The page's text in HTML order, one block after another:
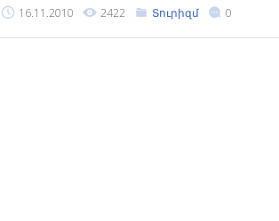
16.11.2010 2422 Տուրիզմ 0